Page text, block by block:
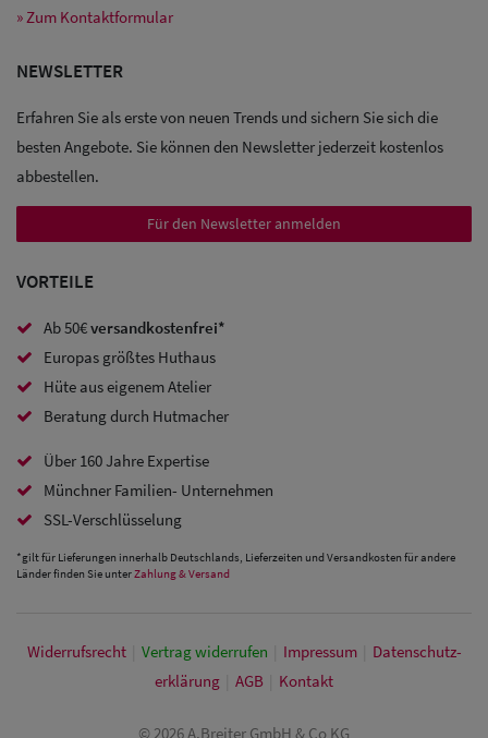
Baseball
Sale: Army
Caps
Sale:
Ohrenschutz
» Zum Kontaktformular
NEWSLETTER
Erfahren Sie als erste von neuen Trends und sichern Sie sich die
besten Angebote. Sie können den Newsletter jederzeit kostenlos
abbestellen.
Für den Newsletter anmelden
VORTEILE
Ab 50€versandkostenfrei*
Europas größtes Huthaus
Hüte aus eigenem Atelier
Beratung durch Hutmacher
Über 160 Jahre Expertise
Münchner Familien- Unternehmen
SSL-Verschlüsselung
*gilt für Lieferungen innerhalb Deutschlands, Lieferzeiten und Versandkosten für andere
Länder finden Sie unterZahlung & Versand
Widerrufs­recht Vertrag widerrufen Impressum
Daten­schutz­
erklärung
AGB Kontakt
© 2026 A.Breiter GmbH & Co KG